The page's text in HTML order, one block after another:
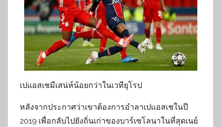
เปแอสเชมีเสน่ห์น้อยกว่าในเวทียุโรป
หลังจากประกาศว่าเขาต้องการอำลาเปแอสเชในปี
2019 เพื่อกลับไปยังถิ่นเก่าของบาร์เซโลนาในที่สุดเนย์